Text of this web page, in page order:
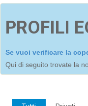
PROFILI
Se vuoi verificare la
Qui di seguito trovate la